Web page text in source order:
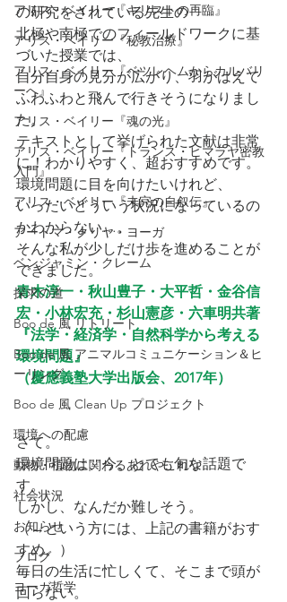
アリス・ベイリー『キリストの再臨』
アリス・ベイリー『秘教治療』
アリス・ベイリー『ベツレヘムからカルバリ
ーへ』
アリス・ベイリー『魂の光』
アリス・ベイリー『トランス・ヒマラヤ密教
入門』
アリス・ベイリー『未完の自叙伝』
アートマ・クリヤ・ヨーガ
ベンジャミン・クレーム
探求の道
Boo de 風 リトリート
Boo de 風 アニマルコミュニケーション＆ヒ
ーリング
Boo de 風 Clean Up プロジェクト
環境への配慮
動物・植物に関わるあれやこれや
社会状況
お知らせ
ブログ
ヨーガ哲学
の研究をされている先生の
北極や南極でのフィールドワークに基
づいた授業では、
自分自身の見分が広がり、羽がはえて
ふわふわと飛んで行きそうになりまし
た。
テキストとして挙げられた文献は非常
に！わかりやすく、超おすすめです。
環境問題に目を向けたいけれど、
いったいどういう状況になっているの
かわからない…。
そんな私が少しだけ歩を進めることが
できました。
青木淳一・秋山豊子・大平哲・金谷信
宏・小林宏充・杉山憲彦・六車明共著
『法学・経済学・自然科学から考える
環境問題』
（慶應義塾大学出版会、2017年）
さて。
環境問題は、今、とても旬な話題で
す。
しかし、なんだか難しそう。
（→という方には、上記の書籍がおす
すめ。）
毎日の生活に忙しくて、そこまで頭が
回らない。